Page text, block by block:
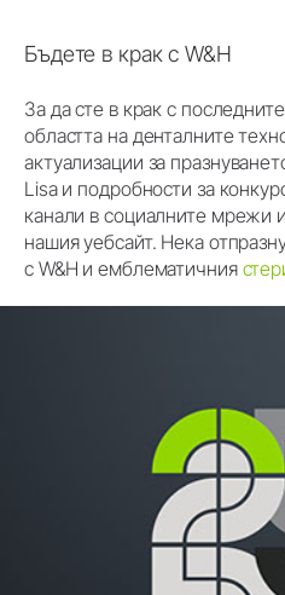
Бъдете в крак с W&H
За да сте в крак с
областта на денталните
актуализации за
Lisa и подробности за
канали в социалните мрежи
нашия уебсайт. Нека
с W&H и емблематичния